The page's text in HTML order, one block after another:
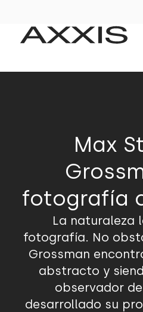
Max
fotografía
La naturaleza
fotografía. No
Grossman
abstracto y
observador
desarrollado su